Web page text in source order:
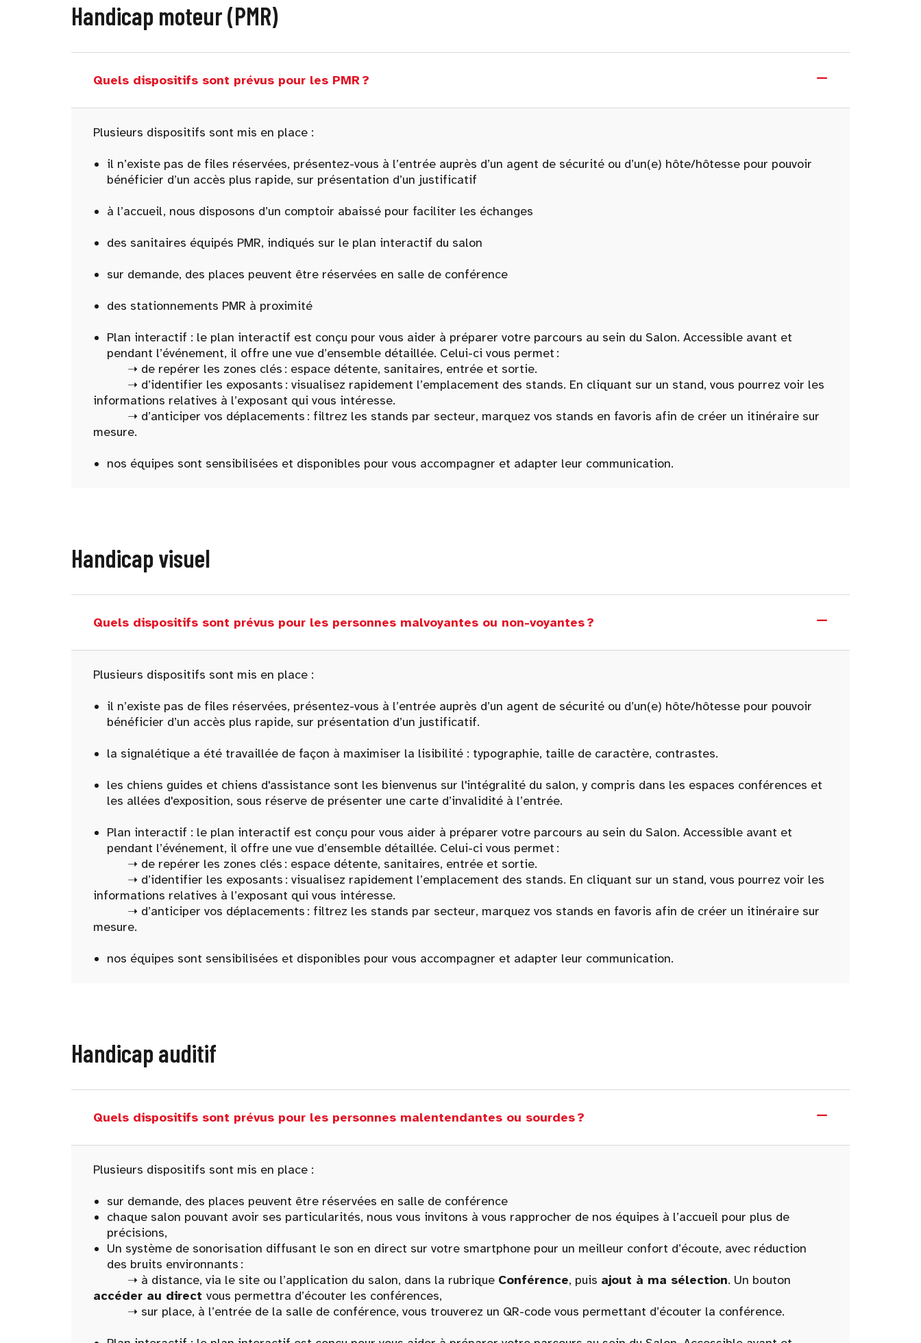
Handicap moteur (PMR)
Quels dispositifs sont prévus pour les PMR ?
Plusieurs dispositifs sont mis en place :
il n’existe pas de files réservées, présentez-vous à l’entrée auprès d’un agent de sécurité ou d’un(e) hôte/hôtesse pour pouvoir
bénéficier d’un accès plus rapide, sur présentation d’un justificatif
à l’accueil, nous disposons d’un comptoir abaissé pour faciliter les échanges
des sanitaires équipés PMR, indiqués sur le plan interactif du salon
sur demande, des places peuvent être réservées en salle de conférence
des stationnements PMR à proximité
Plan interactif : le plan interactif est conçu pour vous aider à préparer votre parcours au sein du Salon. Accessible avant et
pendant l’événement, il offre une vue d’ensemble détaillée. Celui-ci vous permet :
➝ de repérer les zones clés : espace détente, sanitaires, entrée et sortie.
➝ d’identifier les exposants : visualisez rapidement l’emplacement des stands. En cliquant sur un stand, vous pourrez voir les
informations relatives à l’exposant qui vous intéresse.
➝ d’anticiper vos déplacements : filtrez les stands par secteur, marquez vos stands en favoris afin de créer un itinéraire sur
mesure.
nos équipes sont sensibilisées et disponibles pour vous accompagner et adapter leur communication.
Handicap visuel
Quels dispositifs sont prévus pour les personnes malvoyantes ou non-voyantes ?
Plusieurs dispositifs sont mis en place :
il n’existe pas de files réservées, présentez-vous à l’entrée auprès d’un agent de sécurité ou d’un(e) hôte/hôtesse pour pouvoir
bénéficier d’un accès plus rapide, sur présentation d’un justificatif.
la signalétique a été travaillée de façon à maximiser la lisibilité : typographie, taille de caractère, contrastes.
les chiens guides et chiens d'assistance sont les bienvenus sur l'intégralité du salon, y compris dans les espaces conférences et
les allées d'exposition, sous réserve de présenter une carte d’invalidité à l’entrée.
Plan interactif : le plan interactif est conçu pour vous aider à préparer votre parcours au sein du Salon. Accessible avant et
pendant l’événement, il offre une vue d’ensemble détaillée. Celui-ci vous permet :
➝ de repérer les zones clés : espace détente, sanitaires, entrée et sortie.
➝ d’identifier les exposants : visualisez rapidement l’emplacement des stands. En cliquant sur un stand, vous pourrez voir les
informations relatives à l’exposant qui vous intéresse.
➝ d’anticiper vos déplacements : filtrez les stands par secteur, marquez vos stands en favoris afin de créer un itinéraire sur
mesure.
nos équipes sont sensibilisées et disponibles pour vous accompagner et adapter leur communication.
Handicap auditif
Quels dispositifs sont prévus pour les personnes malentendantes ou sourdes ?
Plusieurs dispositifs sont mis en place :
sur demande, des places peuvent être réservées en salle de conférence
chaque salon pouvant avoir ses particularités, nous vous invitons à vous rapprocher de nos équipes à l’accueil pour plus de
précisions,
Un système de sonorisation diffusant le son en direct sur votre smartphone pour un meilleur confort d’écoute, avec réduction
des bruits environnants :
➝ à distance, via le site ou l’application du salon, dans la rubrique Conférence, puis ajout à ma sélection. Un bouton
accéder au direct vous permettra d’écouter les conférences,
➝ sur place, à l’entrée de la salle de conférence, vous trouverez un QR-code vous permettant d’écouter la conférence.